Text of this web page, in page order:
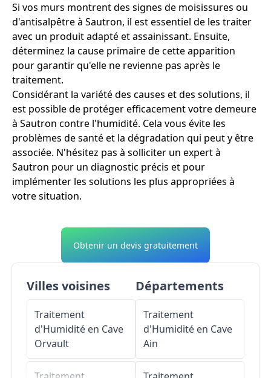
Si vos murs montrent des signes de moisissures ou
d'antisalpêtre à Sautron, il est essentiel de les traiter
avec un produit adapté et assainissant. Ensuite,
déterminez la cause primaire de cette apparition
pour garantir qu'elle ne revienne pas après le
traitement.
Considérant la variété des causes et des solutions, il
est possible de protéger efficacement votre demeure
à Sautron contre l'humidité. Cela vous évite les
problèmes de santé et la dégradation qui peut y être
associée. N'hésitez pas à solliciter un expert à
Sautron pour un diagnostic précis et pour
implémenter les solutions les plus appropriées à
votre situation.
Obtenir un devis gratuitement
Villes voisines
Traitement
d'Humidité en Cave
Orvault
Départements
Traitement
d'Humidité en Cave
Ain